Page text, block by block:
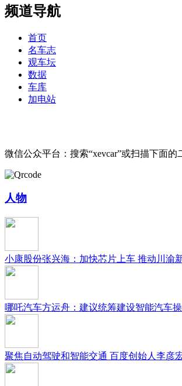
频道导航
首页
名车志
观车坛
数据
车库
加电站
微信公众平台：搜索“xevcar”或扫描下面的
人物
小康股份张兴海：加快芯片上车 推动川渝
哪吒汽车方运舟：建议统筹建设智能汽车
聚焦自动驾驶和智能交通 百度创始人李彦